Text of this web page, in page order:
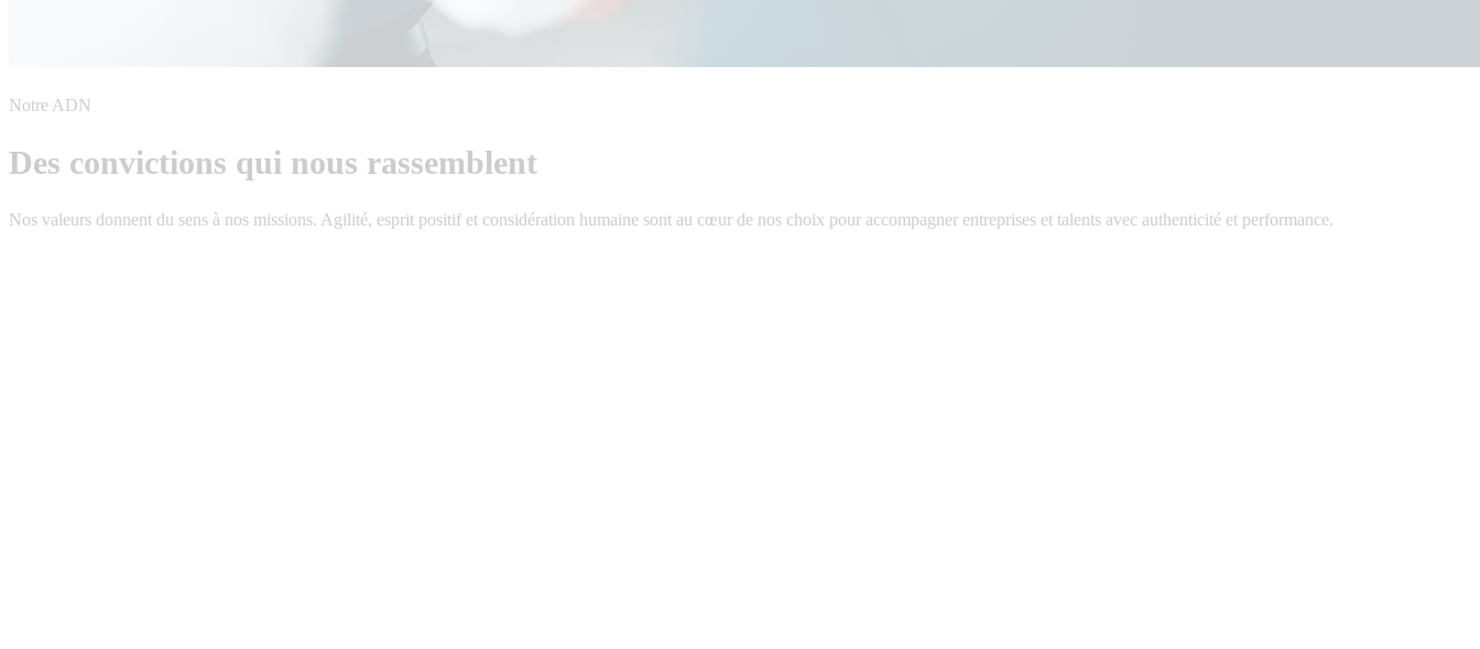
Notre ADN
Des convictions qui nous rassemblent
Nos valeurs donnent du sens à nos missions. Agilité, esprit positif et considération humaine sont au cœur de nos choix pour accompagner entreprises et talents avec authenticité et performance.